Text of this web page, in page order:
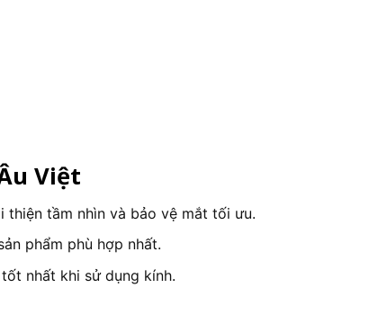
Việt
thiện tầm nhìn và bảo vệ mắt tối ưu.
phẩm phù hợp nhất.
nhất khi sử dụng kính.